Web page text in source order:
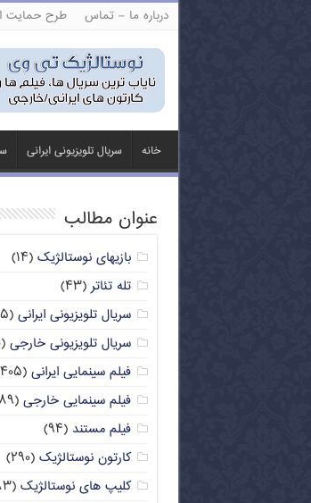
درباره ما – تماس طرح حمایت
خانه سریال تلویزیونی ایرانی
عنوان مطالب
بازیهای نوستالژیک (۱۴)
تله تئاتر(۴۳)
سریال تلویزیونی ایرانی (۲۱۵)
سریال تلویزیونی خارجی (۸۰)
فیلم سینمایی ایرانی (۴۰۵)
فیلم سینمایی خارجی (۳۸۹)
فیلم مستند (۹۴)
کارتون نوستالژیک (۲۹۰)
کلیپ های نوستالژیک (۸۳)